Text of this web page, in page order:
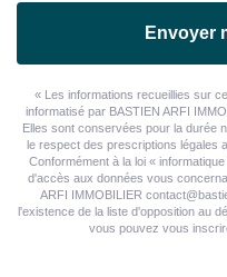
Envoyer
« Les informations recueillies sur
informatisé par BASTIEN ARFI
Elles sont conservées pour la durée
le respect des prescriptions légales
Conformément à la loi «
d'accès aux données vous
ARFI IMMOBILIER
l'existence de la liste d'opposition au
vous pouvez vous